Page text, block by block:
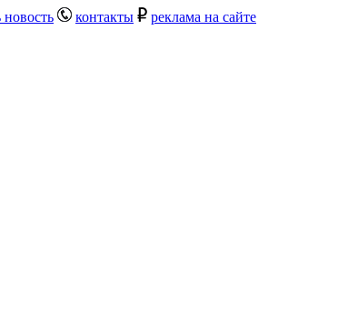
новость контакты реклама на сайте